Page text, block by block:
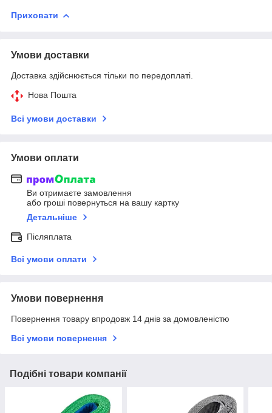
Приховати
Умови доставки
Доставка здійснюється тільки по передоплаті.
Нова Пошта
Всі умови доставки
Умови оплати
Ви отримаєте замовлення
або гроші повернуться на вашу картку
Детальніше
Післяплата
Всі умови оплати
Умови повернення
Повернення товару впродовж 14 днів за домовленістю
Всі умови повернення
Подібні товари компанії